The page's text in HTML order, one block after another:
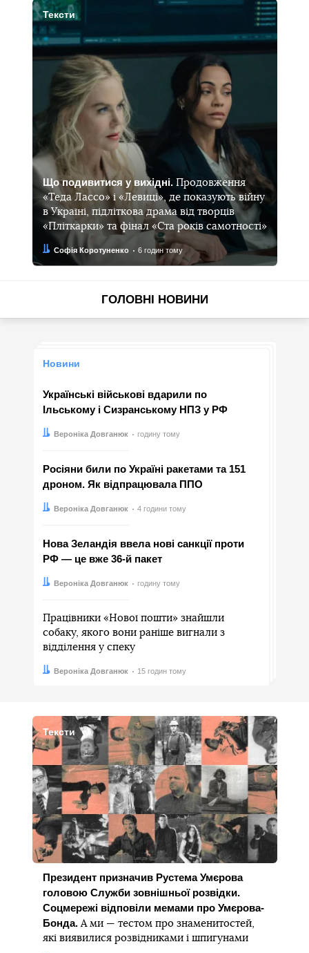
Тексти
Що подивитися у вихідні. Продовження
«Теда Лассо» і «Левиці», де показують війну
в Україні, підліткова драма від творців
«Пліткарки» та фінал «Ста років самотності»
Автор:
Софія Коротуненко
Дата: 6 годин тому
ГОЛОВНІ НОВИНИ
Новини
Українські військові вдарили по
Ільському і Сизранському НПЗ у РФ
Автор:
Вероніка Довганюк
Дата: годину тому
Росіяни били по Україні ракетами та 151
дроном. Як відпрацювала ППО
Автор:
Вероніка Довганюк
Дата: 4 години тому
Нова Зеландія ввела нові санкції проти
РФ — це вже 36-й пакет
Автор:
Вероніка Довганюк
Дата: годину тому
Працівники «Нової пошти» знайшли
собаку, якого вони раніше вигнали з
відділення у спеку
Автор:
Вероніка Довганюк
Дата: 15 годин тому
Тексти
Президент призначив Рустема Умєрова
головою Служби зовнішньої розвідки.
Соцмережі відповіли мемами про Умєрова-
Бонда.А ми — тестом про знаменитостей,
які виявилися розвідниками і шпигунами